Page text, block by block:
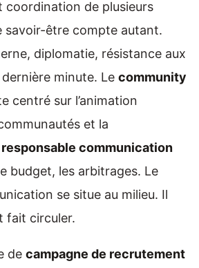
coordination de plusieurs
savoir-être compte autant.
diplomatie, résistance aux
minute. Le community
centré sur l’animation
et la
responsable communication
budget, les arbitrages. Le
se situe au milieu. Il
fait circuler.
de campagne de recrutement